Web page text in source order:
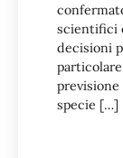
scientifici
decisioni
specie […]